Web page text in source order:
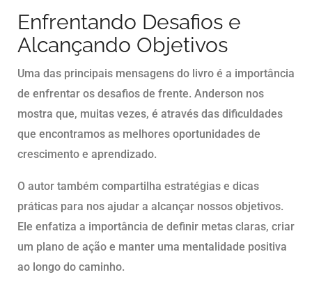
Enfrentando Desafios e
Alcançando Objetivos
Uma das principais mensagens do livro é a importância
de enfrentar os desafios de frente. Anderson nos
mostra que, muitas vezes, é através das dificuldades
que encontramos as melhores oportunidades de
crescimento e aprendizado.
O autor também compartilha estratégias e dicas
práticas para nos ajudar a alcançar nossos objetivos.
Ele enfatiza a importância de definir metas claras, criar
um plano de ação e manter uma mentalidade positiva
ao longo do caminho.